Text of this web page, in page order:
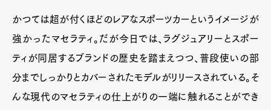
かつては超が付くほどのレアなスポーツカーというイメージが
強かったマセラティ。だが今日では、ラグジュアリーとスポー
ティが同居するブランドの歴史を踏まえつつ、普段使いの部
分までしっかりとカバーされたモデルがリリースされている。そ
んな現代のマセラティの仕上がりの一端に触れることができ